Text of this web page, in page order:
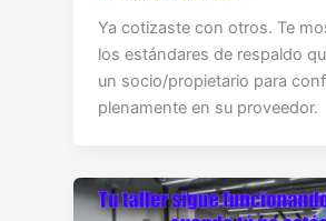
Ya cotizaste con otros. Te
los estándares de respaldo
un socio/propietario para
plenamente en su proveedor.